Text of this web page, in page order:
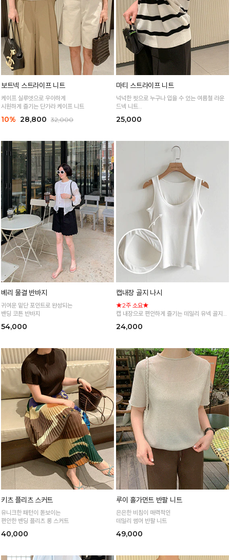
보트넥 스트라이프 니트
케이프 실루엣으로 우아하게
시원하게 즐기는 단가라 케이프 니트
10% 28,800 32,000
마티 스트라이프 니트
넉넉한 핏으로 누구나 입을 수 있는 여름철 라운
드넥 니트
입어요
25,000
베리 물결 반바지
귀여운 밑단 포인트로 완성되는
밴딩 코튼 반바지
54,000
캡내장 골지 나시
★2주 소요★
캡 내장으로 편안하게 즐기는 데일리 유넥 골지
24,000
키츠 플리츠 스커트
유니크한 패턴이 돋보이는
편안한 밴딩 플리츠 롱 스커트
40,000
루이 홀가먼트 반팔 니트
은은한 비침이 매력적인
데일리 썸머 반팔 니트
49,000